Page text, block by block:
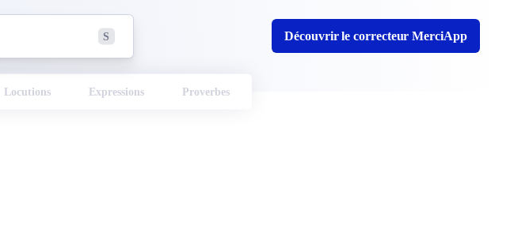
S Découvrir le correcteur MerciApp
Locutions Expressions Proverbes